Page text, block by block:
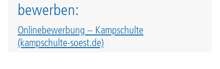
bewerben:
Onlinebewerbung – Kampschulte
(kampschulte-soest.de)